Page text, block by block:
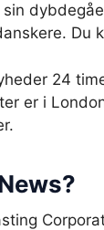
Du
24
er i